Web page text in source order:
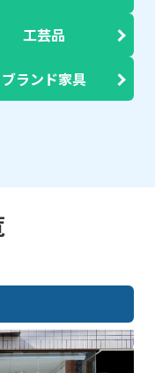
工芸品
ブランド家具